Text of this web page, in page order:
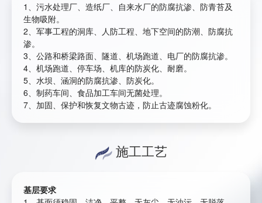
1、污水处理厂、造纸厂、自来水厂的防腐抗渗、防青苔及
生物吸附。
2、军事工程的洞库、人防工程、地下空间的防潮、防腐抗
渗。
3、公路和桥梁路面、隧道、机场跑道、电厂的防腐抗渗。
4、机场跑道、停车场、机库的防炭化、耐磨。
5、水坝、涵洞的防腐抗渗、防炭化。
6、制药车间、食品加工车间无菌处理。
7、加固、保护和恢复文物古迹，防止古迹腐蚀粉化。
施工工艺
基层要求